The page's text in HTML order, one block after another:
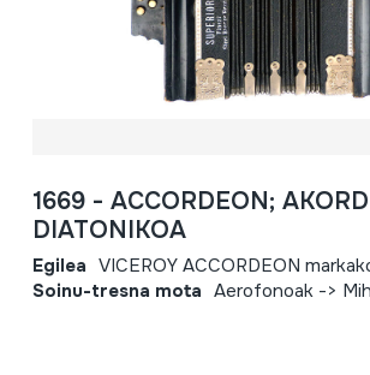
1669 - ACCORDEON;
DIATONIKOA
Egilea VICEROY ACCORDEON
Soinu-tresna mota Aerofonoak ->